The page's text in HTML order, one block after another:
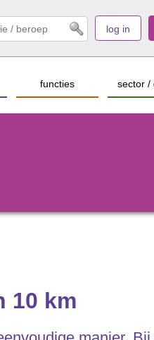
log in
sector /
functies
10 km